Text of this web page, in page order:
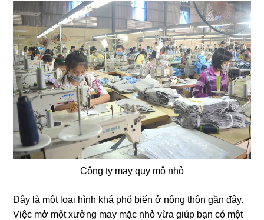
Công ty may quy mô nhỏ
Đây là một loại hình khá phổ biến ở nông thôn gần đây.
Việc mở một xưởng may mặc nhỏ vừa giúp bạn có một